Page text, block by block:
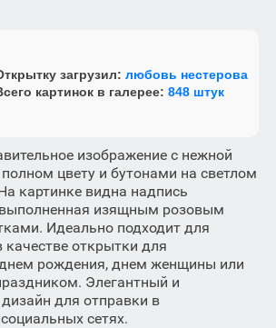
загрузил: любовь нестерова
картинок в галерее: 848 штук
изображение с нежной
цвету и бутонами на светлом
картинке видна надпись
изящным розовым
Идеально подходит для
качестве открытки для
рождения, днем женщины или
Элегантный и
для отправки в
сетях.